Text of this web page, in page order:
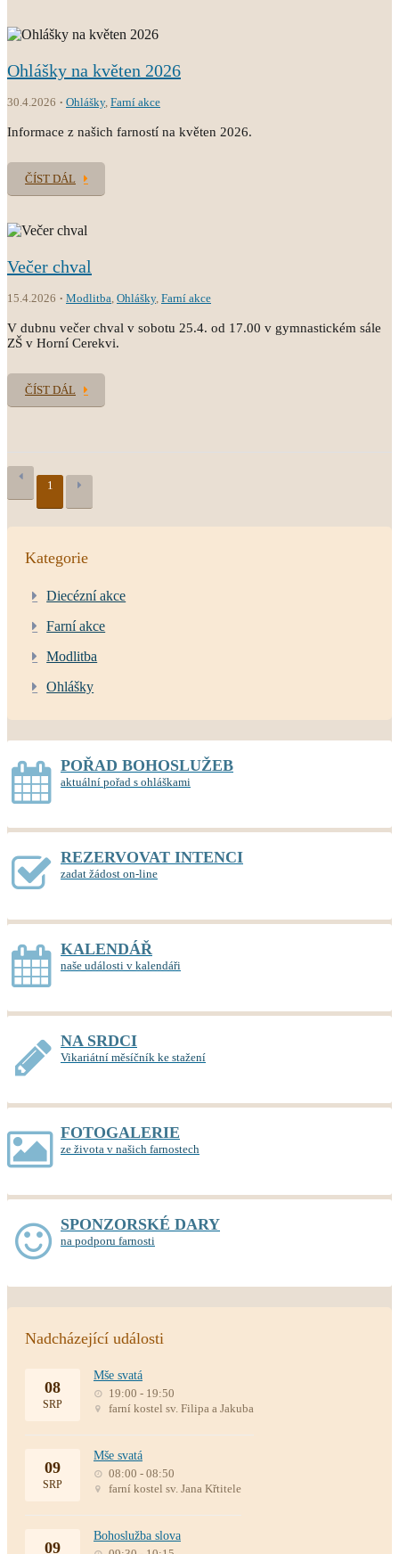
Ohlášky na květen 2026
30.4.2026 Ohlášky, Farní akce
Informace z našich farností na květen 2026.
ČÍST DÁL
Večer chval
15.4.2026 Modlitba, Ohlášky, Farní akce
V dubnu večer chval v sobotu 25.4. od 17.00 v gymnastickém sále
ZŠ v Horní Cerekvi.
ČÍST DÁL
1
Kategorie
Diecézní akce
Farní akce
Modlitba
Ohlášky
POŘAD BOHOSLUŽEB
aktuální pořad s ohláškami
REZERVOVAT INTENCI
zadat žádost on-line
KALENDÁŘ
naše události v kalendáři
NA SRDCI
Vikariátní měsíčník ke stažení
FOTOGALERIE
ze života v našich farnostech
SPONZORSKÉ DARY
na podporu farnosti
Nadcházející události
08
SRP
Mše svatá
19:00 - 19:50
farní kostel sv. Filipa a Jakuba
09
SRP
Mše svatá
08:00 - 08:50
farní kostel sv. Jana Křtitele
09
Bohoslužba slova